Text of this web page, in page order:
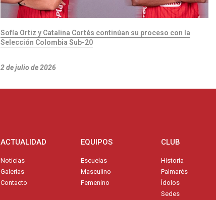
Sofía Ortiz y Catalina Cortés continúan su proceso con la
Selección Colombia Sub-20
2 de julio de 2026
ACTUALIDAD
Noticias
Galerías
Contacto
EQUIPOS
Escuelas
Masculino
Femenino
CLUB
Historia
Palmarés
Ídolos
Sedes